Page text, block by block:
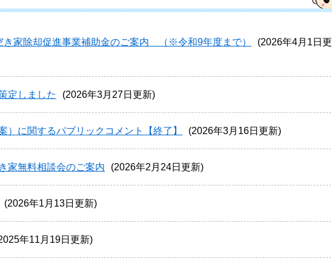
き家除却促進事業補助金のご案内 （※令和9年度まで）
2026年4月1日更
定しました 2026年3月27日更新
）に関するパブリックコメント【終了】 2026年3月16日更新
家無料相談会のご案内 2026年2月24日更新
2026年1月13日更新
年11月19日更新